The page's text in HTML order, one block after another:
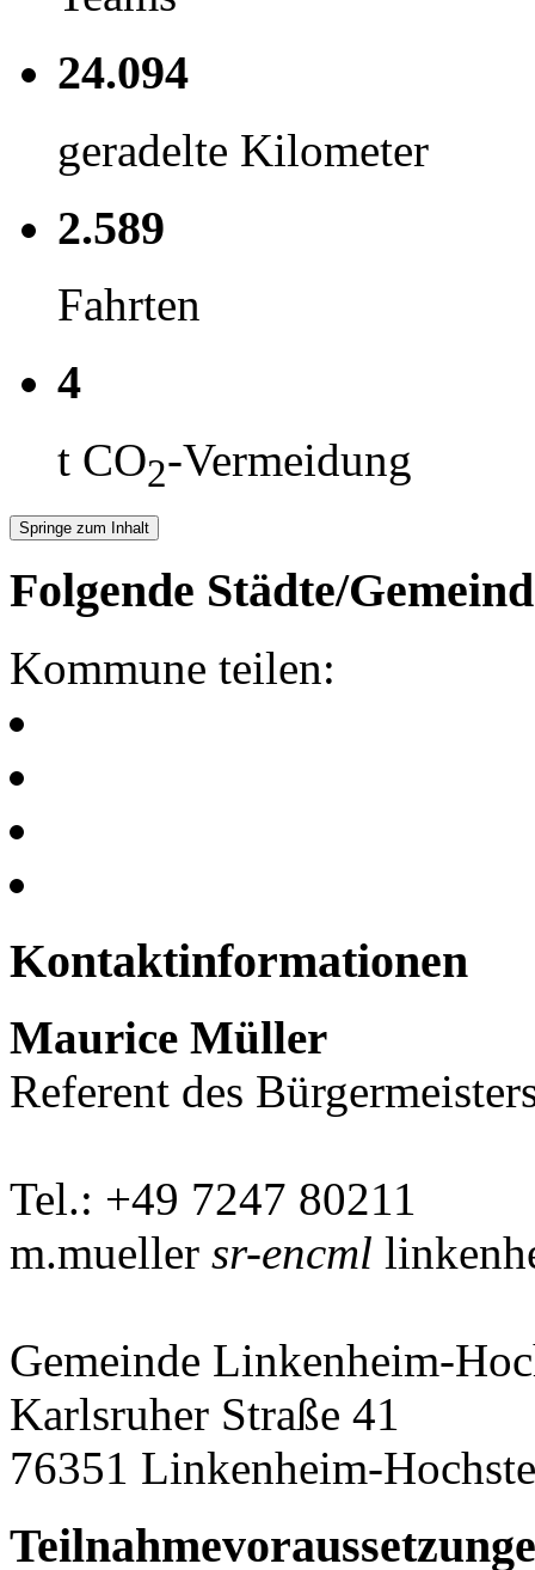
24.094
geradelte Kilometer
2.589
Fahrten
4
t CO2-Vermeidung
Springe zum Inhalt
Folgende Städte/
Kommune teilen:
Kontaktinformationen
Maurice Müller
Referent des
Tel.: +49 7247 80211
m.mueller sr-encml
Gemeinde Linkenheim-
Karlsruher Straße 41
76351 Linkenheim-